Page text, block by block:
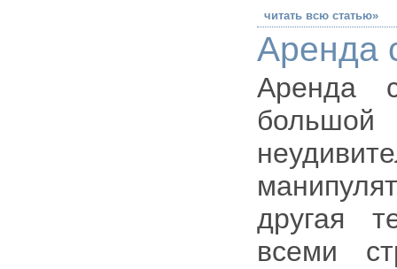
читать всю статью»
Аренда
Аренда
другая
всеми